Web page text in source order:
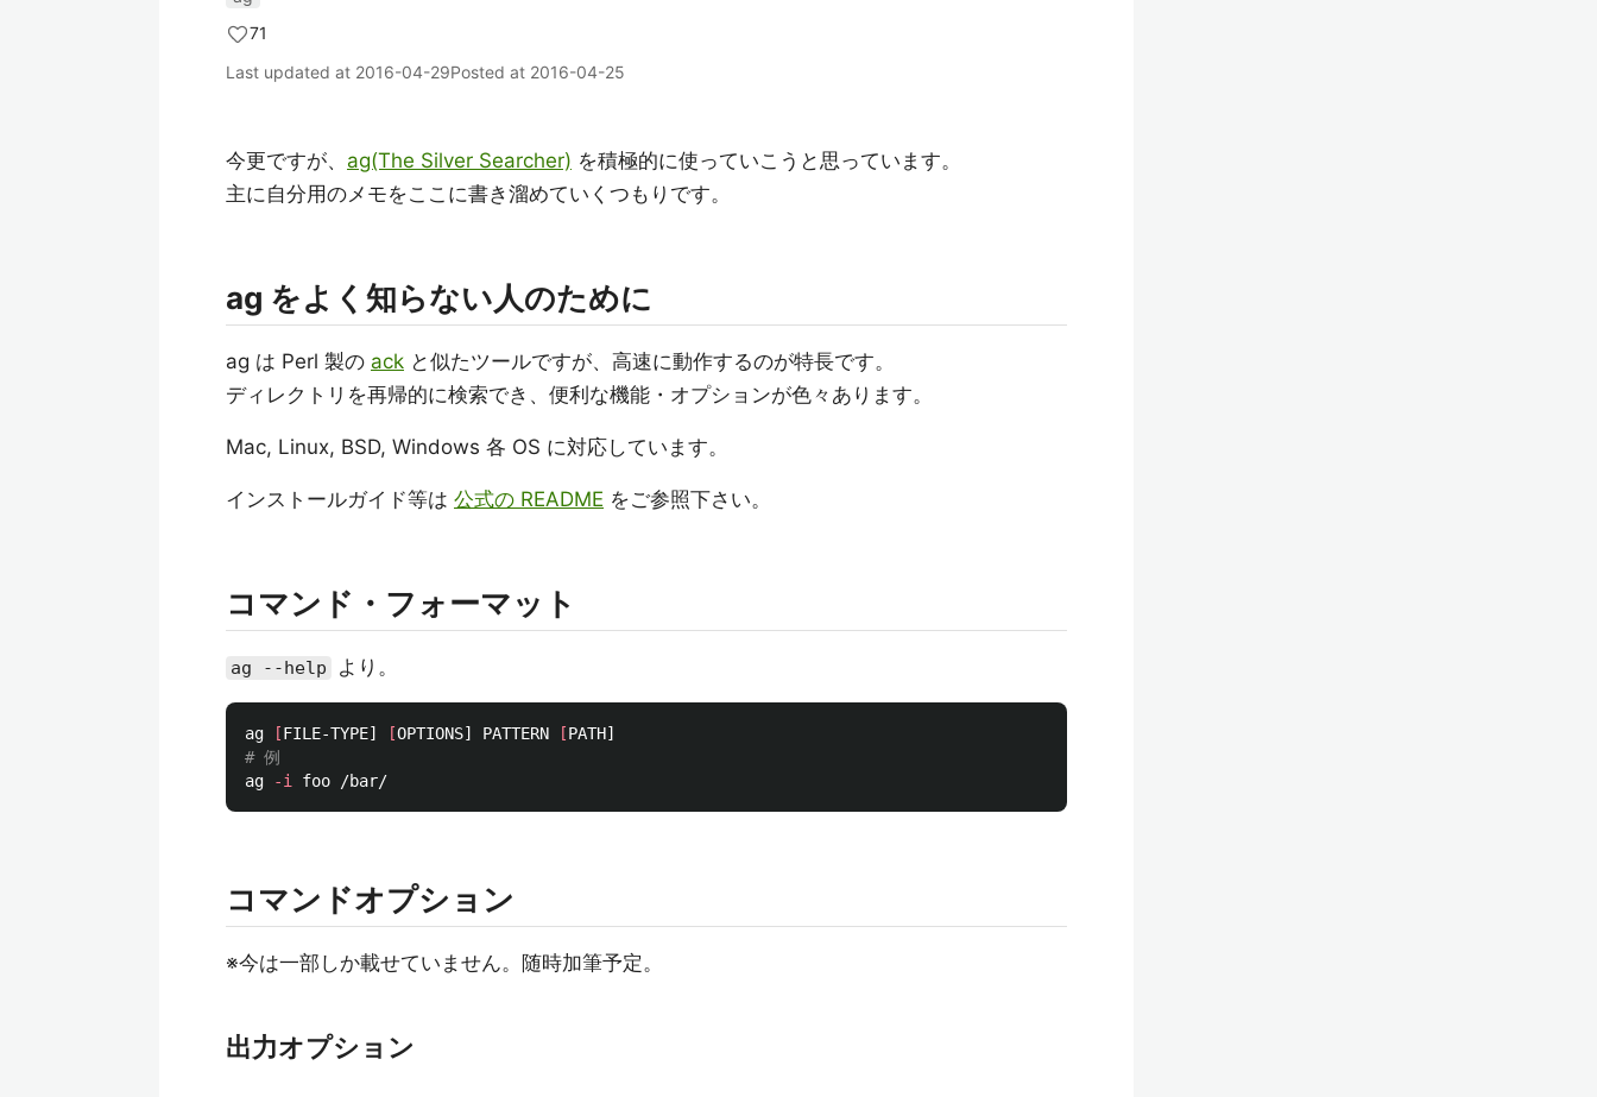
71
Last updated at 2016-04-29Posted at 2016-04-25
今更ですが、 ag(The Silver Searcher) を積極的に使っていこうと思っています。
主に自分用のメモをここに書き溜めていくつもりです。
ag をよく知らない人のために
ag は Perl 製の ack と似たツールですが、高速に動作するのが特長です。
ディレクトリを再帰的に検索でき、便利な機能・オプションが色々あります。
Mac, Linux, BSD, Windows 各 OS に対応しています。
インストールガイド等は 公式の README をご参照下さい。
コマンド・フォーマット
ag --help より。
ag [FILE-TYPE] [OPTIONS] PATTERN [
# 例
ag
-i
コマンドオプション
※今は一部しか載せていません。随時加筆予定。
出力オプション